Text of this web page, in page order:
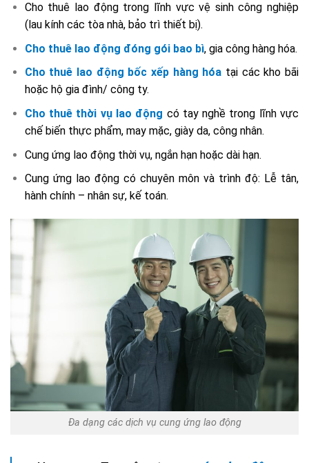
Cho thuê lao động trong lĩnh vực vệ sinh công nghiệp
(lau kính các tòa nhà, bảo trì thiết bị).
Cho thuê lao động đóng gói bao bì, gia công hàng hóa.
Cho thuê lao động bốc xếp hàng hóa tại các kho bãi
hoặc hộ gia đình/ công ty.
Cho thuê thời vụ lao động có tay nghề trong lĩnh vực
chế biến thực phẩm, may mặc, giày da, công nhân.
Cung ứng lao động thời vụ, ngắn hạn hoặc dài hạn.
Cung ứng lao động có chuyên môn và trình độ: Lễ tân,
hành chính – nhân sự, kế toán.
Đa dạng các dịch vụ cung ứng lao động